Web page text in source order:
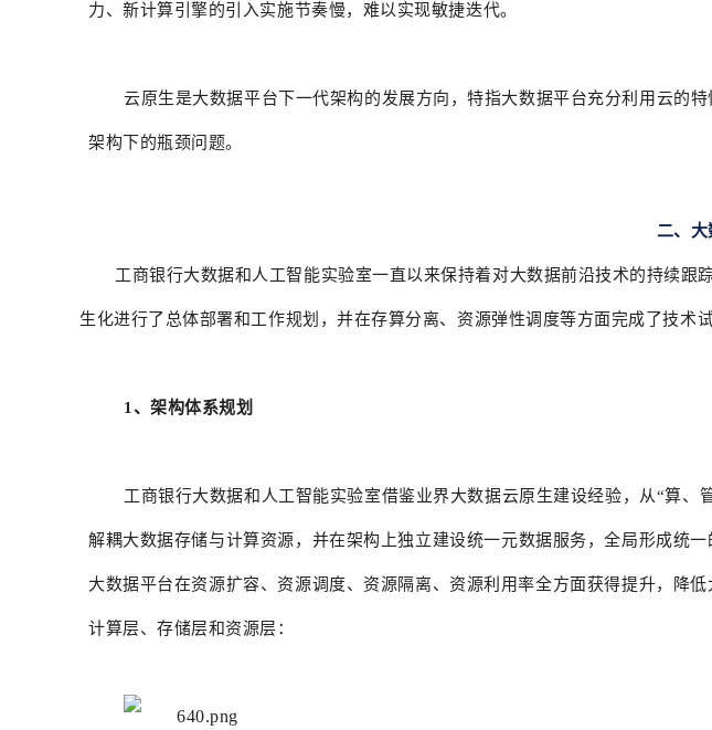
力、新计算引擎的引入实施节奏慢，难以实现敏捷迭代。
云原生是大数据平台下一代架构的发展方向，特指大数据平台充分利用云的
架构下的瓶颈问题。
二、大
工商银行大数据和人工智能实验室一直以来保持着对大数据前沿技术的持续
生化进行了总体部署和工作规划，并在存算分离、资源弹性调度等方面完成了技术试
1、架构体系规划
工商银行大数据和人工智能实验室借鉴业界大数据云原生建设经验，从“算
解耦大数据存储与计算资源，并在架构上独立建设统一元数据服务，全局形成统
大数据平台在资源扩容、资源调度、资源隔离、资源利用率全方面获得提升，降
计算层、存储层和资源层：